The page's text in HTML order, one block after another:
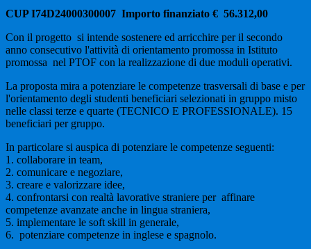
CUP I74D24000300007 Importo finanziato € 56.312,00
Con il progetto si intende sostenere ed arricchire per il secondo
anno consecutivo l'attività di orientamento promossa in Istituto
promossa nel PTOF con la realizzazione di due moduli operativi.
La proposta mira a potenziare le competenze trasversali di base e per
l'orientamento degli studenti beneficiari selezionati in gruppo misto
nelle classi terze e quarte (TECNICO E PROFESSIONALE). 15
beneficiari per gruppo.
In particolare si auspica di potenziare le competenze seguenti:
1. collaborare in team,
2. comunicare e negoziare,
3. creare e valorizzare idee,
4. confrontarsi con realtà lavorative straniere per affinare
competenze avanzate anche in lingua straniera,
5. implementare le soft skill in generale,
6. potenziare competenze in inglese e spagnolo.